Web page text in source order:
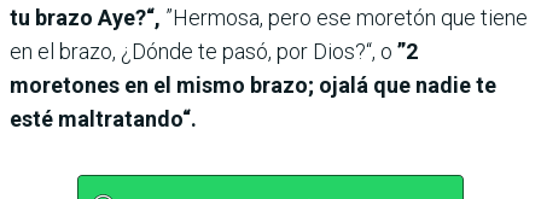
tu brazo Aye?“, ”Hermosa, pero ese moretón que tiene
en el brazo, ¿Dónde te pasó, por Dios?“, o ”2
moretones en el mismo brazo; ojalá que nadie te
esté maltratando“.